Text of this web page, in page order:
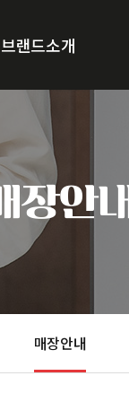
브랜드소개
매장안내
매장안내